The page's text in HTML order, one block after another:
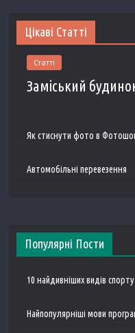
Цікаві Статті
Статті
Заміський
Як стиснути фото в
Автомобільні перевезення
Популярні Пости
10 найдивніших видів спорту
Найпопулярніші мови